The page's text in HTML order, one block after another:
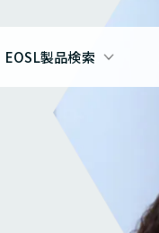
EOSL製品検索